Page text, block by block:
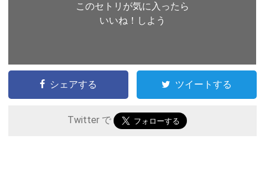
このセトリが気に入ったら
いいね！しよう
シェアする ツイートする
Twitter で